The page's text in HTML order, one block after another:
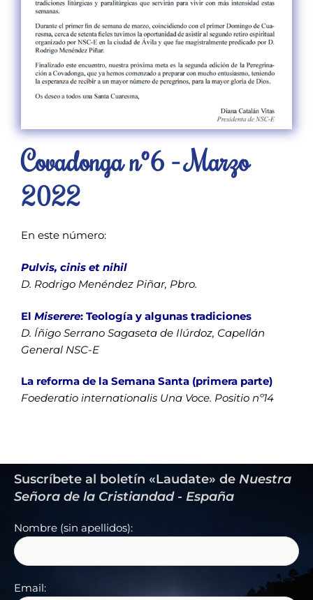
Covadonga nº6 - Marzo
2022
En este número:
Pulvis, cinis et nihil
D. Rodrigo Menéndez Piñar, Pbro.
El Miserere: Teología y algunas tradiciones
D. Íñigo Serrano Sagaseta de Ilúrdoz, Capellán
General NSC-E
La reforma de la Semana Santa (primera parte)
Foederatio internationalis Una Voce. Positio nº14
Suscríbete al boletín «Laudate» de Nuestra
Señora de la Cristiandad - España
Nombre (sin apellidos):
Email: